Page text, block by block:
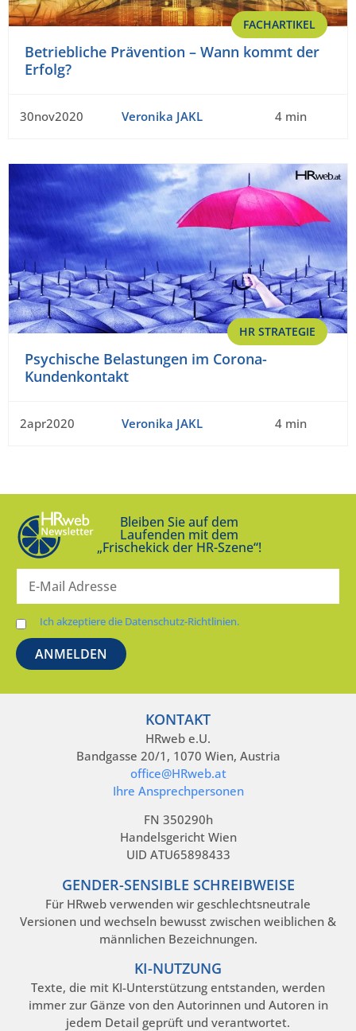
FACHARTIKEL
Betriebliche Prävention – Wann kommt der
Erfolg?
30nov2020 Veronika JAKL 4 min
HR STRATEGIE
Psychische Belastungen im Corona-
Kundenkontakt
2apr2020 Veronika JAKL 4 min
Bleiben Sie auf dem
Laufenden mit dem
„Frischekick der HR-Szene“!
Ich akzeptiere die Datenschutz-Richtlinien.
KONTAKT
HRweb e.U.
Bandgasse 20/1, 1070 Wien, Austria
office@HRweb.at
Ihre Ansprechpersonen
FN 350290h
Handelsgericht Wien
UID ATU65898433
GENDER-SENSIBLE SCHREIBWEISE
Für HRweb verwenden wir geschlechtsneutrale
Versionen und wechseln bewusst zwischen weiblichen &
männlichen Bezeichnungen.
KI-NUTZUNG
Texte, die mit KI-Unterstützung entstanden, werden
immer zur Gänze von den Autorinnen und Autoren in
jedem Detail geprüft und verantwortet.